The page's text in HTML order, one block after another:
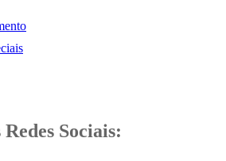
Redes Sociais: